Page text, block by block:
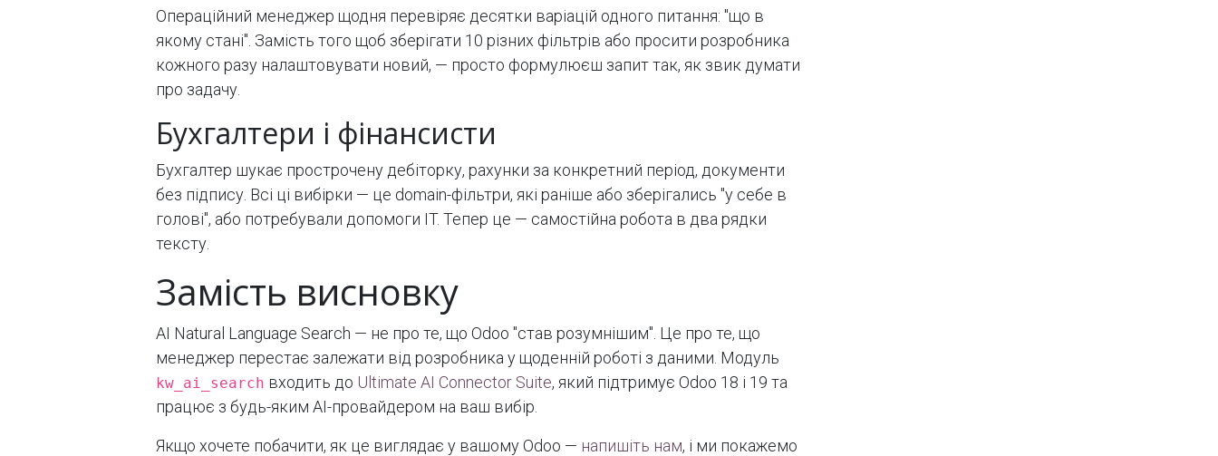
Операційний менеджер щодня перевіряє десятки варіацій одного питання: "що в
якому стані". Замість того щоб зберігати 10 різних фільтрів або просити розробника
кожного разу налаштовувати новий, — просто формулюєш запит так, як звик думати
про задачу.
Бухгалтери і фінансисти
Бухгалтер шукає прострочену дебіторку, рахунки за конкретний період, документи
без підпису. Всі ці вибірки — це domain-фільтри, які раніше або зберігались "у себе в
голові", або потребували допомоги IT. Тепер це — самостійна робота в два рядки
тексту.
Замість висновку
AI Natural Language Search — не про те, що Odoo "став розумнішим". Це про те, що
менеджер перестає залежати від розробника у щоденній роботі з даними. Модуль
kw_ai_search входить до Ultimate AI Connector Suite, який підтримує Odoo 18 і 19 та
працює з будь-яким AI-провайдером на ваш вибір.
Якщо хочете побачити, як це виглядає у вашому Odoo — напишіть нам, і ми покажемо